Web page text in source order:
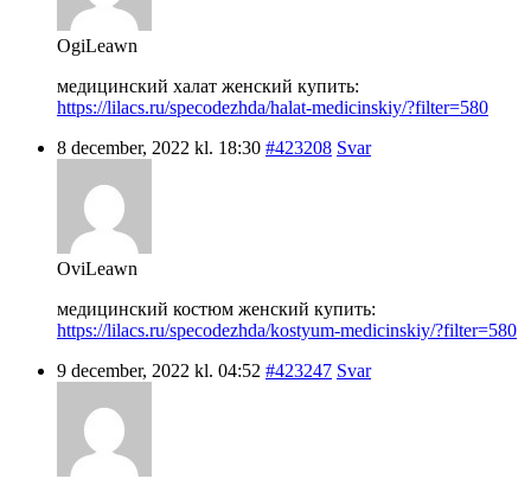
OgiLeawn
медицинский халат женский купить:
https://lilacs.ru/specodezhda/halat-medicinskiy/?filter=580
8 december, 2022 kl. 18:30 #423208 Svar
OviLeawn
медицинский костюм женский купить:
https://lilacs.ru/specodezhda/kostyum-medicinskiy/?filter=580
9 december, 2022 kl. 04:52 #423247 Svar